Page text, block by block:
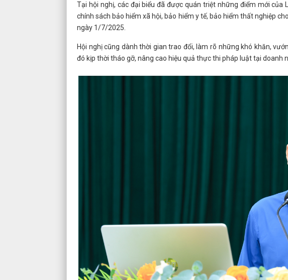
Tại hội nghị, các đại biểu đã được quán triệt những điểm mới
chính sách bảo hiểm xã hội, bảo hiểm y tế, bảo hiểm thất nghiệp
ngày 1/7/2025.
Hội nghị cũng dành thời gian trao đổi, làm rõ những khó khăn,
đó kịp thời tháo gỡ, nâng cao hiệu quả thực thi pháp luật tại doanh